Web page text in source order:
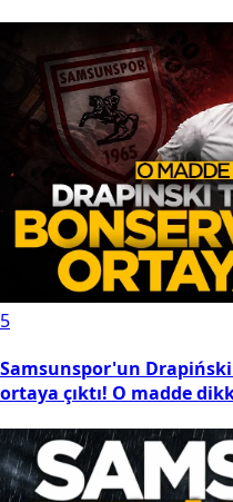
5
Samsunspor'un
ortaya çıktı! O madde